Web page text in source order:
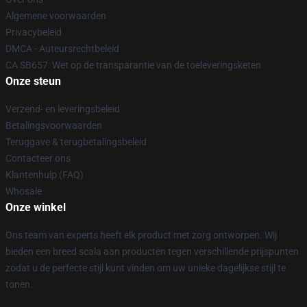
Algemene voorwaarden
Privacybeleid
DMCA - Auteursrechtbeleid
CA SB657: Wet op de transparantie van de toeleveringsketen
Onze steun
Verzend- en leveringsbeleid
Betalingsvoorwaarden
Teruggave & terugbetalingsbeleid
Contacteer ons
Klantenhulp (FAQ)
Whosale
Onze winkel
Ons team van experts heeft elk product met zorg ontworpen. Wij
bieden een breed scala aan producten tegen verschillende prijspunten
zodat u de perfecte stijl kunt vinden om uw unieke dagelijkse stijl te
tonen.